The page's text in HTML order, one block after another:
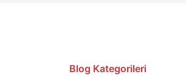
Blog Kategorileri